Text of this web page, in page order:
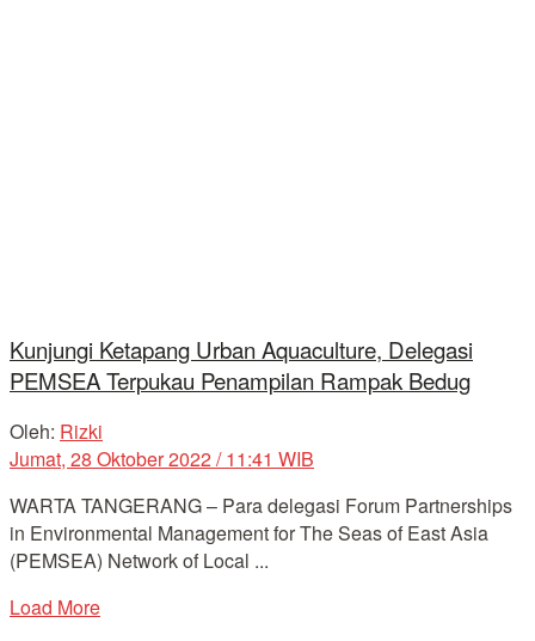
Kunjungi Ketapang Urban Aquaculture, Delegasi
PEMSEA Terpukau Penampilan Rampak Bedug
Oleh: Rizki
Jumat, 28 Oktober 2022 / 11:41 WIB
WARTA TANGERANG – Para delegasi Forum Partnerships
in Environmental Management for The Seas of East Asia
(PEMSEA) Network of Local ...
Load More